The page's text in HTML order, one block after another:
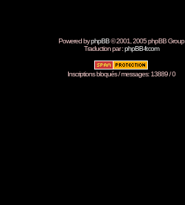
Powered byphpBB© 2001, 2005 phpBB Group
Traduction par :phpBB-fr.com
Inscriptions bloqués / messages: 13889 / 0